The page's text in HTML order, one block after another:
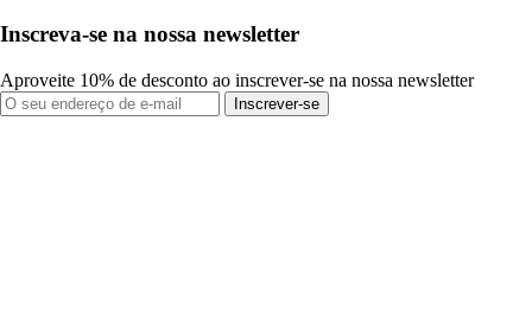
Inscreva-se na nossa newsletter
Aproveite 10% de desconto ao inscrever-se na nossa newsletter
Inscrever-se